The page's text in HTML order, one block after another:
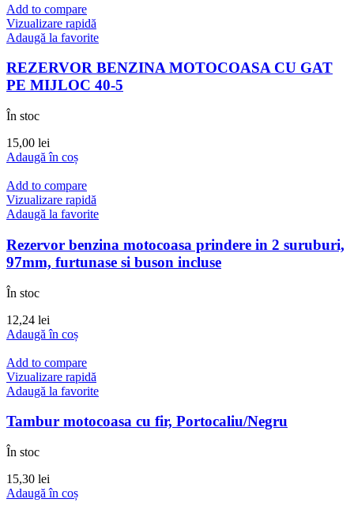
Add to compare
Vizualizare rapidă
Adaugă la favorite
REZERVOR BENZINA MOTOCOASA CU GAT
PE MIJLOC 40-5
În stoc
15,00 lei
Adaugă în coș
Add to compare
Vizualizare rapidă
Adaugă la favorite
Rezervor benzina motocoasa prindere in 2 suruburi,
97mm, furtunase si buson incluse
În stoc
12,24 lei
Adaugă în coș
Add to compare
Vizualizare rapidă
Adaugă la favorite
Tambur motocoasa cu fir, Portocaliu/Negru
În stoc
15,30 lei
Adaugă în coș